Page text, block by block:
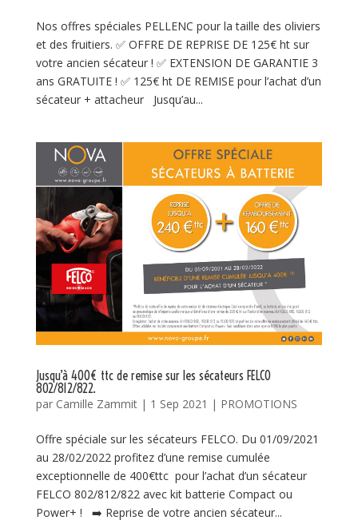
Nos offres spéciales PELLENC pour la taille des oliviers
et des fruitiers. ✅ OFFRE DE REPRISE DE 125€ ht sur
votre ancien sécateur ! ✅ EXTENSION DE GARANTIE 3
ans GRATUITE ! ✅ 125€ ht DE REMISE pour l’achat d’un
sécateur + attacheur Jusqu’au...
Jusqu’à 400€ ttc de remise sur les sécateurs FELCO
802/812/822.
par Camille Zammit| 1 Sep 2021 | PROMOTIONS
Offre spéciale sur les sécateurs FELCO. Du 01/09/2021
au 28/02/2022 profitez d’une remise cumulée
exceptionnelle de 400€ttc pour l’achat d’un sécateur
FELCO 802/812/822 avec kit batterie Compact ou
Power+ ! ➡️ Reprise de votre ancien sécateur...